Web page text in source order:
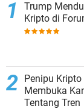
Trump
Kripto di
Penipu
Membuka
Tentang Tren